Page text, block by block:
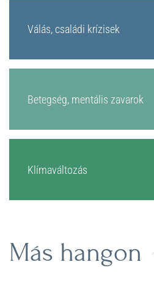
Válás, családi krízisek
Betegség, mentális zavarok
Klímaváltozás
Más hangon